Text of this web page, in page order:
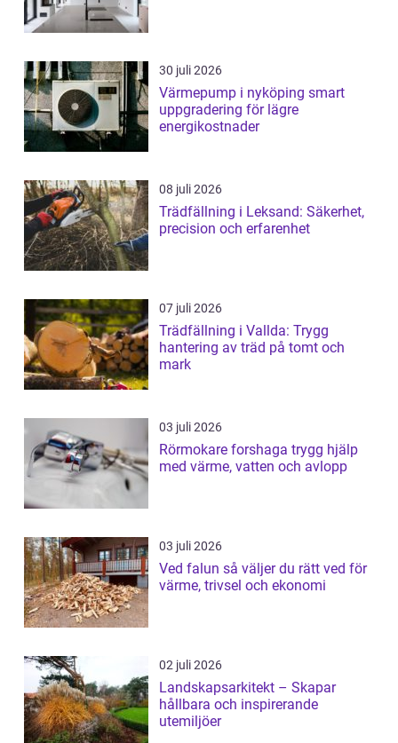
30 juli 2026
Värmepump i nyköping smart
uppgradering för lägre
energikostnader
08 juli 2026
Trädfällning i Leksand: Säkerhet,
precision och erfarenhet
07 juli 2026
Trädfällning i Vallda: Trygg
hantering av träd på tomt och
mark
03 juli 2026
Rörmokare forshaga trygg hjälp
med värme, vatten och avlopp
03 juli 2026
Ved falun så väljer du rätt ved för
värme, trivsel och ekonomi
02 juli 2026
Landskapsarkitekt – Skapar
hållbara och inspirerande
utemiljöer